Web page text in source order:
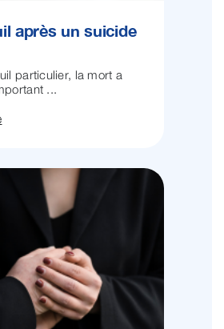
après un suicide
particulier, la mort a
...